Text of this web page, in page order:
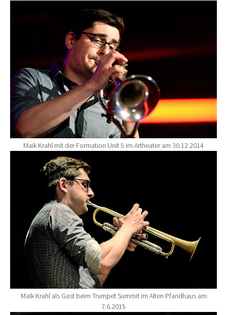
Show larger version for:
Maik Krahl mit der Formation Unit 5 im Artheater am 30.12.2014
Show larger version for:
Maik Krahl als Gast beim Trumpet Summit im Alten Pfandhaus am
7.6.2015